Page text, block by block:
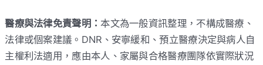
醫療與法律免責聲明：本文為一般資訊整理，不構成醫療、
法律或個案建議。DNR、安寧緩和、預立醫療決定與病人自
主權利法適用，應由本人、家屬與合格醫療團隊依實際狀況